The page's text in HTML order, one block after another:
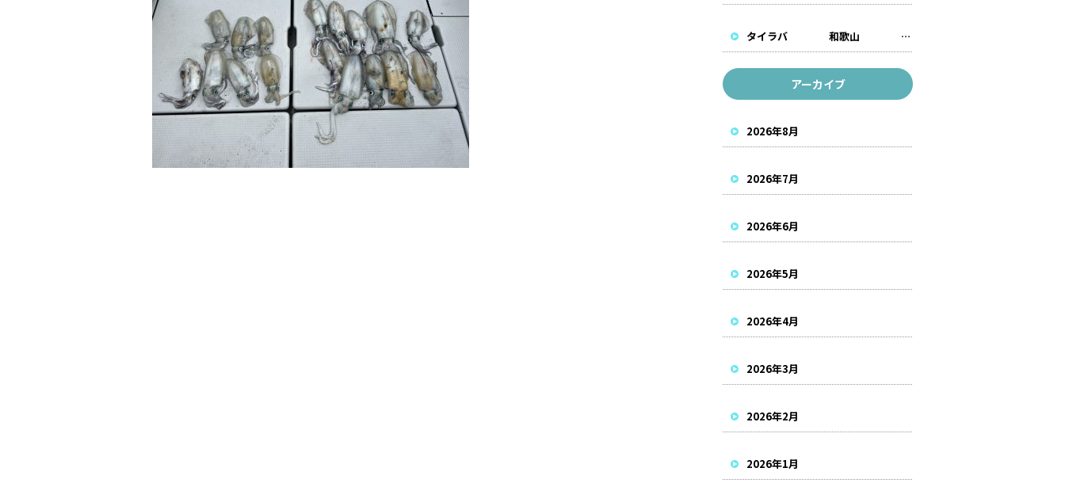
タイラバ 和歌山 遊漁船
アーカイブ
2026年8月
2026年7月
2026年6月
2026年5月
2026年4月
2026年3月
2026年2月
2026年1月